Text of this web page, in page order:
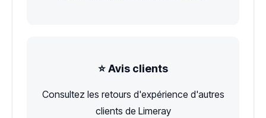
⭐ Avis clients
Consultez les retours d'expérience d'autres
clients de Limeray